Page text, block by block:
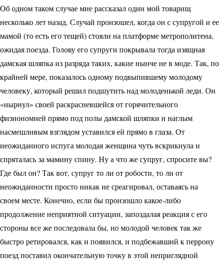
Об одном таком случае мне рассказал один мой товарищ
несколько лет назад. Случай произошел, когда он с супругой и ее
мамой (то есть его тещей) стояли на платформе метрополитена,
ожидая поезда. Голову его супруги покрывала тогда изящная
дамская шляпка из разряда таких, какие нынче не в моде. Так, по
крайней мере, показалось одному подвыпившему молодому
человеку, который решил подшутить над молоденькой леди. Он
«нырнул» своей раскрасневшейся от горячительного
физиономией прямо под полы дамской шляпки и наглым
насмешливым взглядом уставился ей прямо в глаза. От
неожиданного испуга молодая женщина чуть вскрикнула и
спряталась за мамину спину. Ну а что же супруг, спросите вы?
Где был он? Так вот, супруг то ли от робости, то ли от
неожиданности просто никак не среагировал, оставаясь на
своем месте. Конечно, если бы произошло какое-либо
продолжение неприятной ситуации, запоздалая реакция с его
стороны все же последовала бы, но молодой человек так же
быстро ретировался, как и появился, и подбежавший к перрону
поезд поставил окончательную точку в этой неприглядной